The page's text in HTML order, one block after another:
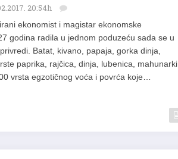
20:54h
ekonomist i magistar ekonomske
godina radila u jednom poduzeću sada se u
Batat, kivano, papaja, gorka dinja,
paprika, rajčica, dinja, lubenica, mahunarki,
vrsta egzotičnog voća i povrća koje…